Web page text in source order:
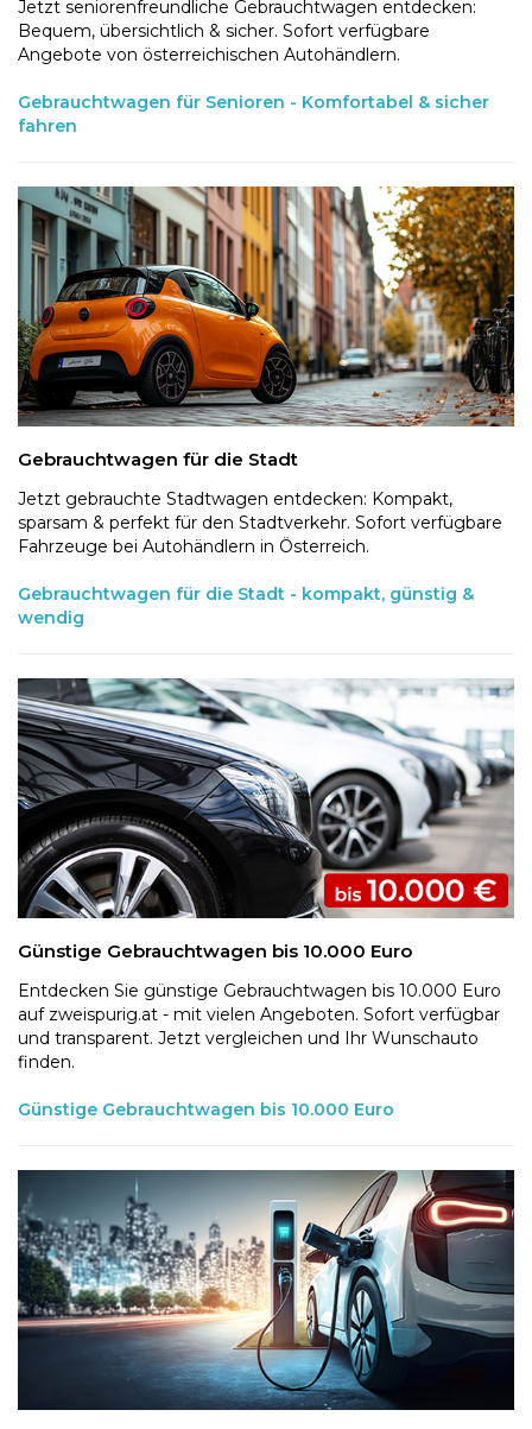
Jetzt seniorenfreundliche Gebrauchtwagen entdecken:
Bequem, übersichtlich & sicher. Sofort verfügbare
Angebote von österreichischen Autohändlern.
Gebrauchtwagen für Senioren - Komfortabel & sicher
fahren
Gebrauchtwagen für die Stadt
Jetzt gebrauchte Stadtwagen entdecken: Kompakt,
sparsam & perfekt für den Stadtverkehr. Sofort verfügbare
Fahrzeuge bei Autohändlern in Österreich.
Gebrauchtwagen für die Stadt - kompakt, günstig &
wendig
Günstige Gebrauchtwagen bis 10.000 Euro
Entdecken Sie günstige Gebrauchtwagen bis 10.000 Euro
auf zweispurig.at - mit vielen Angeboten. Sofort verfügbar
und transparent. Jetzt vergleichen und Ihr Wunschauto
finden.
Günstige Gebrauchtwagen bis 10.000 Euro